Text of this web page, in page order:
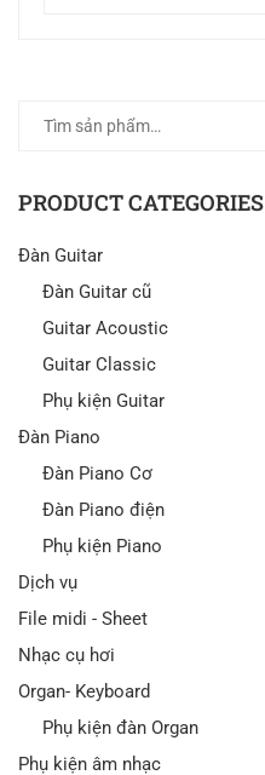
PRODUCT CATEGORIES
Đàn Guitar
Đàn Guitar cũ
Guitar Acoustic
Guitar Classic
Phụ kiện Guitar
Đàn Piano
Đàn Piano Cơ
Đàn Piano điện
Phụ kiện Piano
Dịch vụ
File midi - Sheet
Nhạc cụ hơi
Organ- Keyboard
Phụ kiện đàn Organ
Phụ kiện âm nhạc